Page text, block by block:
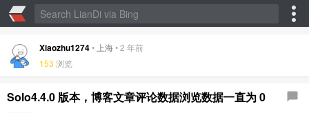
Xiaozhu1274• 上海•2 年前
153 浏览
Solo4.4.0 版本，博客文章评论数据浏览数据一直为 0